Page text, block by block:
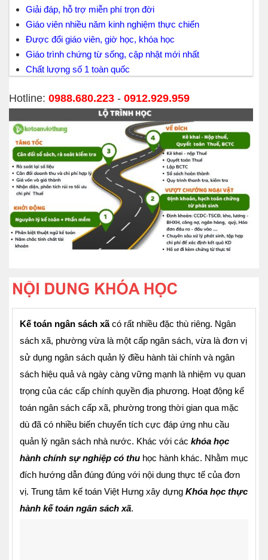
Giải đáp, hỗ trợ miễn phí trọn đời
Giáo viên nhiều năm kinh nghiệm thực chiến
Được đổi giáo viên, giờ học, khóa học
Giáo trình chứng từ sống, cập nhật mới nhất
Chất lượng số 1 toàn quốc
Hotline: 0988.680.223 - 0912.929.959
Kế toán ngân sách xãcó rất nhiều đặc thù riêng. Ngân
sách xã, phường vừa là một cấp ngân sách, vừa là đơn vị
sử dụng ngân sách quản lý điều hành tài chính và ngân
sách hiệu quả và ngày càng vững mạnh là nhiệm vụ quan
trọng của các cấp chính quyền địa phương. Hoạt động kế
toán ngân sách cấp xã, phường trong thời gian qua mặc
dù đã có nhiều biến chuyển tích cực đáp ứng nhu cầu
quản lý ngân sách nhà nước. Khác với các khóa học
hành chính sự nghiệp có thu học hành khác. Nhằm mục
đích hướng dẫn đúng đúng với nội dung thực tế của đơn
vị. Trung tâm kế toán Việt Hưng xây dựng Khóa học thực
hành kế toán ngân sách xã.